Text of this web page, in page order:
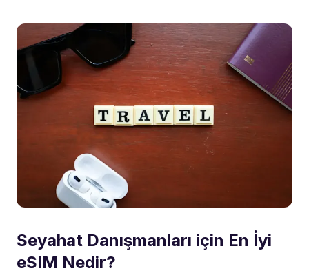
Seyahat Danışmanları için En İyi
eSIM Nedir?